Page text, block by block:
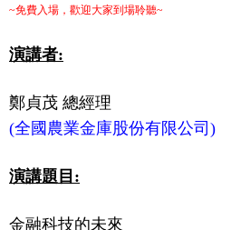
~免費入場，歡迎大家到場聆聽~
演講者:
鄭貞茂 總經理
(全國農業金庫股份有限公司 )
演講題目 :
金融科技的未來